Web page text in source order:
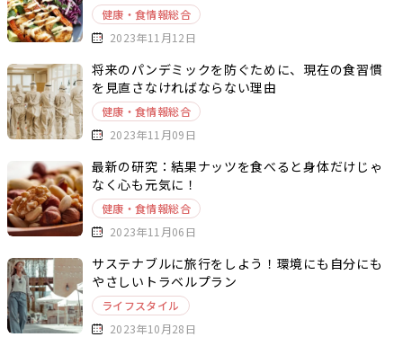
健康・食情報総合
2023年11月12日
将来のパンデミックを防ぐために、現在の食習慣
を見直さなければならない理由
健康・食情報総合
2023年11月09日
最新の研究：結果ナッツを食べると身体だけじゃ
なく心も元気に！
健康・食情報総合
2023年11月06日
サステナブルに旅行をしよう！環境にも自分にも
やさしいトラベルプラン
ライフスタイル
2023年10月28日